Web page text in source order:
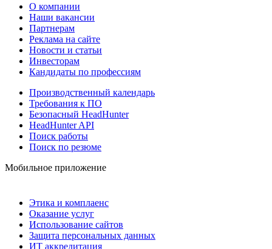
О компании
Наши вакансии
Партнерам
Реклама на сайте
Новости и статьи
Инвесторам
Кандидаты по профессиям
Производственный календарь
Требования к ПО
Безопасный HeadHunter
HeadHunter API
Поиск работы
Поиск по резюме
Мобильное приложение
Этика и комплаенс
Оказание услуг
Использование сайтов
Защита персональных данных
ИТ аккредитация